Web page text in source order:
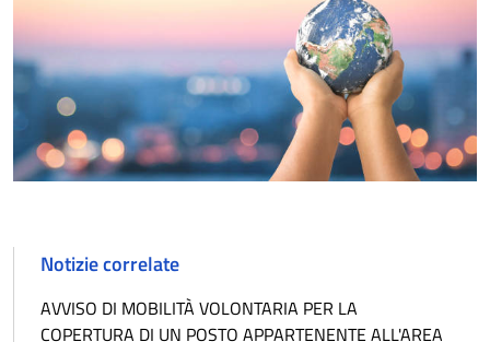
Notizie correlate
AVVISO DI MOBILITÀ VOLONTARIA PER LA
COPERTURA DI UN POSTO APPARTENENTE ALL'AREA